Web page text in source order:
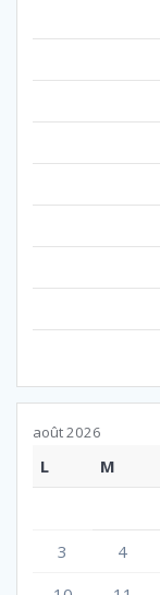
août 2026
L M
3
4